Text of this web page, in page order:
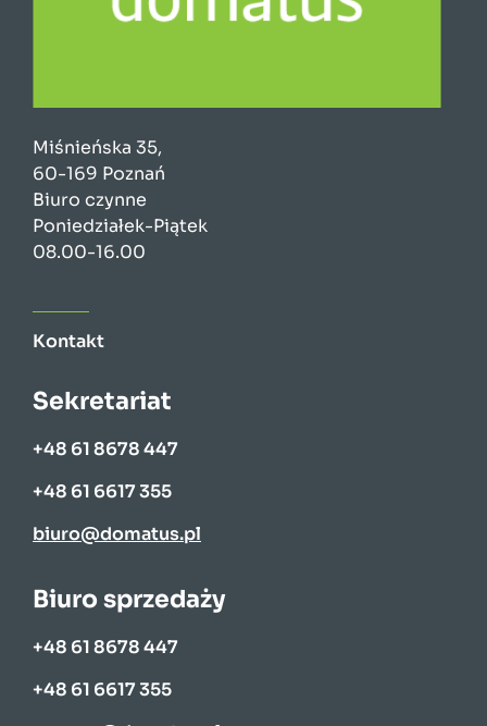
Miśnieńska 35,
60-169 Poznań
Biuro czynne
Poniedziałek-Piątek
08.00-16.00
Kontakt
Sekretariat
+48 61 8678 447
+48 61 6617 355
biuro@domatus.pl
Biuro sprzedaży
+48 61 8678 447
+48 61 6617 355